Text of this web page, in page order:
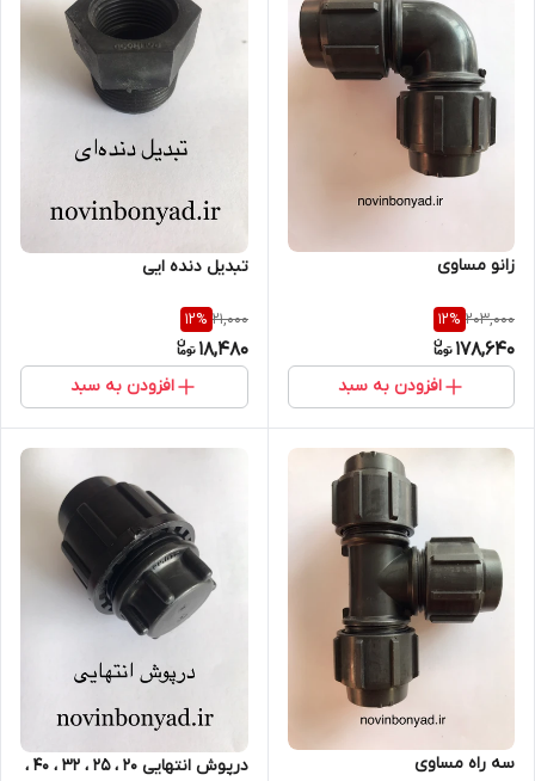
زانو مساوی
203,000
12%
178,640
افزودن به سبد
تبدیل دنده ایی
21,000
12%
18,480
افزودن به سبد
سه راه مساوی
درپوش انتهایی 20 ، 25 ، 32 ، 40 ،